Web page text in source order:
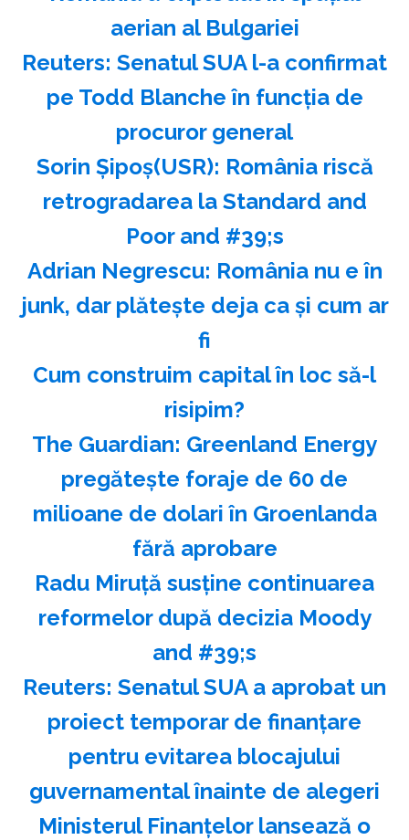
aerian al Bulgariei
Reuters: Senatul SUA l-a confirmat
pe Todd Blanche în funcţia de
procuror general
Sorin Şipoş(USR): România riscă
retrogradarea la Standard and
Poor and #39;s
Adrian Negrescu: România nu e în
junk, dar plăteşte deja ca şi cum ar
fi
Cum construim capital în loc să-l
risipim?
The Guardian: Greenland Energy
pregăteşte foraje de 60 de
milioane de dolari în Groenlanda
fără aprobare
Radu Miruţă susţine continuarea
reformelor după decizia Moody
and #39;s
Reuters: Senatul SUA a aprobat un
proiect temporar de finanţare
pentru evitarea blocajului
guvernamental înainte de alegeri
Ministerul Finanţelor lansează o